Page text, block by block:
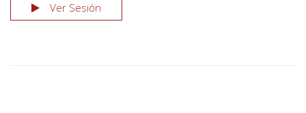
Ver Sesión